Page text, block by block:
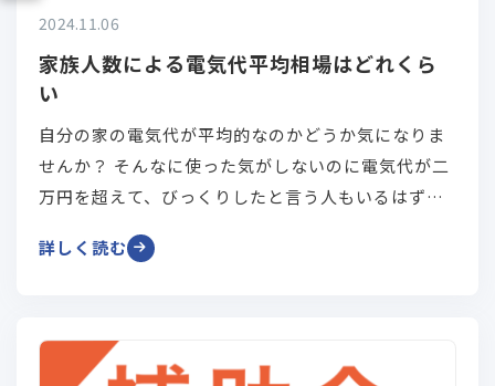
2024.11.06
家族人数による電気代平均相場はどれくら
い
自分の家の電気代が平均的なのかどうか気になりま
せんか？ そんなに使った気がしないのに電気代が二
万円を超えて、びっくりしたと言う人もいるはず。
以上で詳しくまとめましたので、自分の家が平均よ
詳しく読む